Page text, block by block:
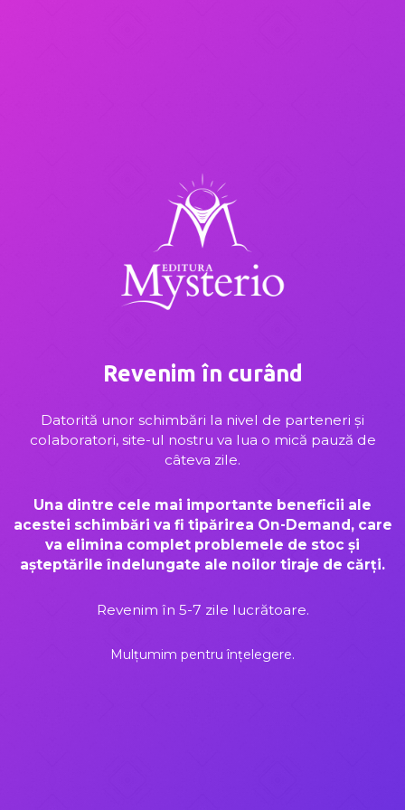
Revenim în curând
Datorită unor schimbări la nivel de parteneri și
colaboratori, site-ul nostru va lua o mică pauză de
câteva zile.
Una dintre cele mai importante beneficii ale
acestei schimbări va fi tipărirea On-Demand, care
va elimina complet problemele de stoc și
așteptările îndelungate ale noilor tiraje de cărți.
Revenim în 5-7 zile lucrătoare.
Mulțumim pentru înțelegere.